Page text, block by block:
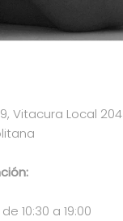
Vitacura Local 204
10:30 a 19:00